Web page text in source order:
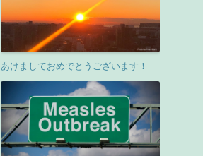
あけましておめでとうございます！